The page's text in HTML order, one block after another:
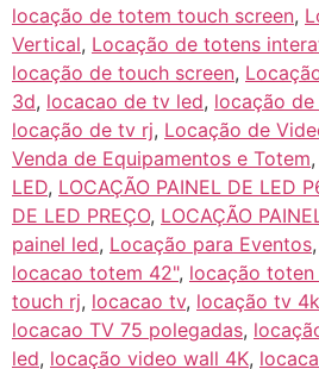
locação de totem touch screen,
Vertical, Locação de totens
locação de touch screen,
3d, locacao de tv led, locação
locação de tv rj, Locação de
Venda de Equipamentos e Totem,
LED, LOCAÇÃO PAINEL DE LED
DE LED PREÇO, LOCAÇÃO
painel led, Locação para Eventos,
locacao totem 42", locação
touch rj, locacao tv, locação tv
locacao TV 75 polegadas,
led, locação video wall 4K,